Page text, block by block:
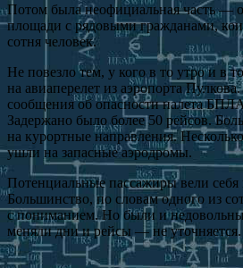
Потом была неофициальная часть —
площади с рядовыми гражданами,
сотня человек.
Не повезло тем, у кого в то утро и в
на авиаперелет из аэропорта
сообщения об опасности налета
Задержано было более 50 рейсов.
на курортные направления.
ушли на запасные аэродромы.
Потенциальные пассажиры вели себя
Большинство, по словам одного из
с пониманием. Но были и
меняли дни и рейсы — не уточняется.